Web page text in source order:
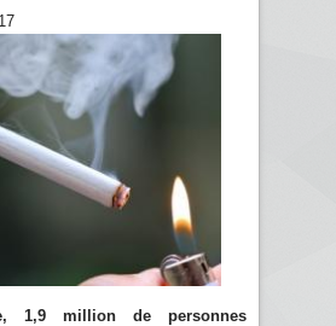
1,9 million de personnes